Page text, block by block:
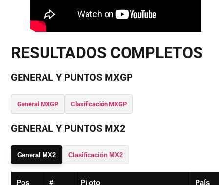
RESULTADOS COMPLETOS
GENERAL Y PUNTOS MXGP
General MXGP Clasificación MXGP
GENERAL Y PUNTOS MX2
General MX2 Clasificación MX2
Pos # Piloto País